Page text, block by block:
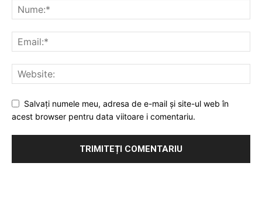
Salvați numele meu, adresa de e-mail și site-ul web în
acest browser pentru data viitoare i comentariu.